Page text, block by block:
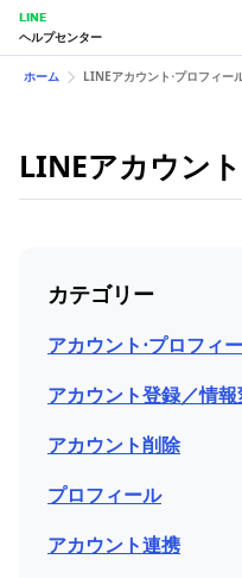
LINE
ヘルプセンター
ホーム LINEアカウント⋅プロフィー
LINEアカウン
カテゴリー
アカウント⋅プロフィ
アカウント登録／情
アカウント削除
プロフィール
アカウント連携